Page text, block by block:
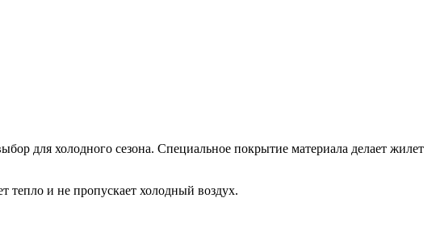
для холодного сезона. Специальное покрытие материала делает жилет
тепло и не пропускает холодный воздух.